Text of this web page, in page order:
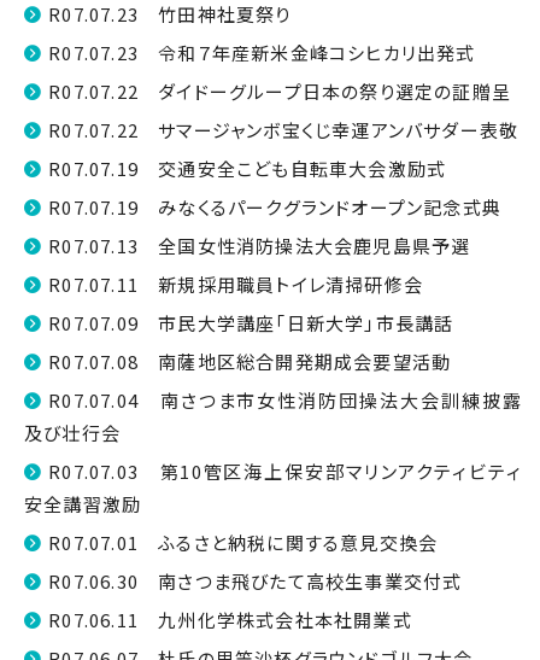
R07.07.23 竹田神社夏祭り
R07.07.23 令和７年産新米金峰コシヒカリ出発式
R07.07.22 ダイドーグループ日本の祭り選定の証贈呈
R07.07.22 サマージャンボ宝くじ幸運アンバサダー表敬
R07.07.19 交通安全こども自転車大会激励式
R07.07.19 みなくるパークグランドオープン記念式典
R07.07.13 全国女性消防操法大会鹿児島県予選
R07.07.11 新規採用職員トイレ清掃研修会
R07.07.09 市民大学講座「日新大学」市長講話
R07.07.08 南薩地区総合開発期成会要望活動
R07.07.04 南さつま市女性消防団操法大会訓練披露
及び壮行会
R07.07.03 第10管区海上保安部マリンアクティビティ
安全講習激励
R07.07.01 ふるさと納税に関する意見交換会
R07.06.30 南さつま飛びたて高校生事業交付式
R07.06.11 九州化学株式会社本社開業式